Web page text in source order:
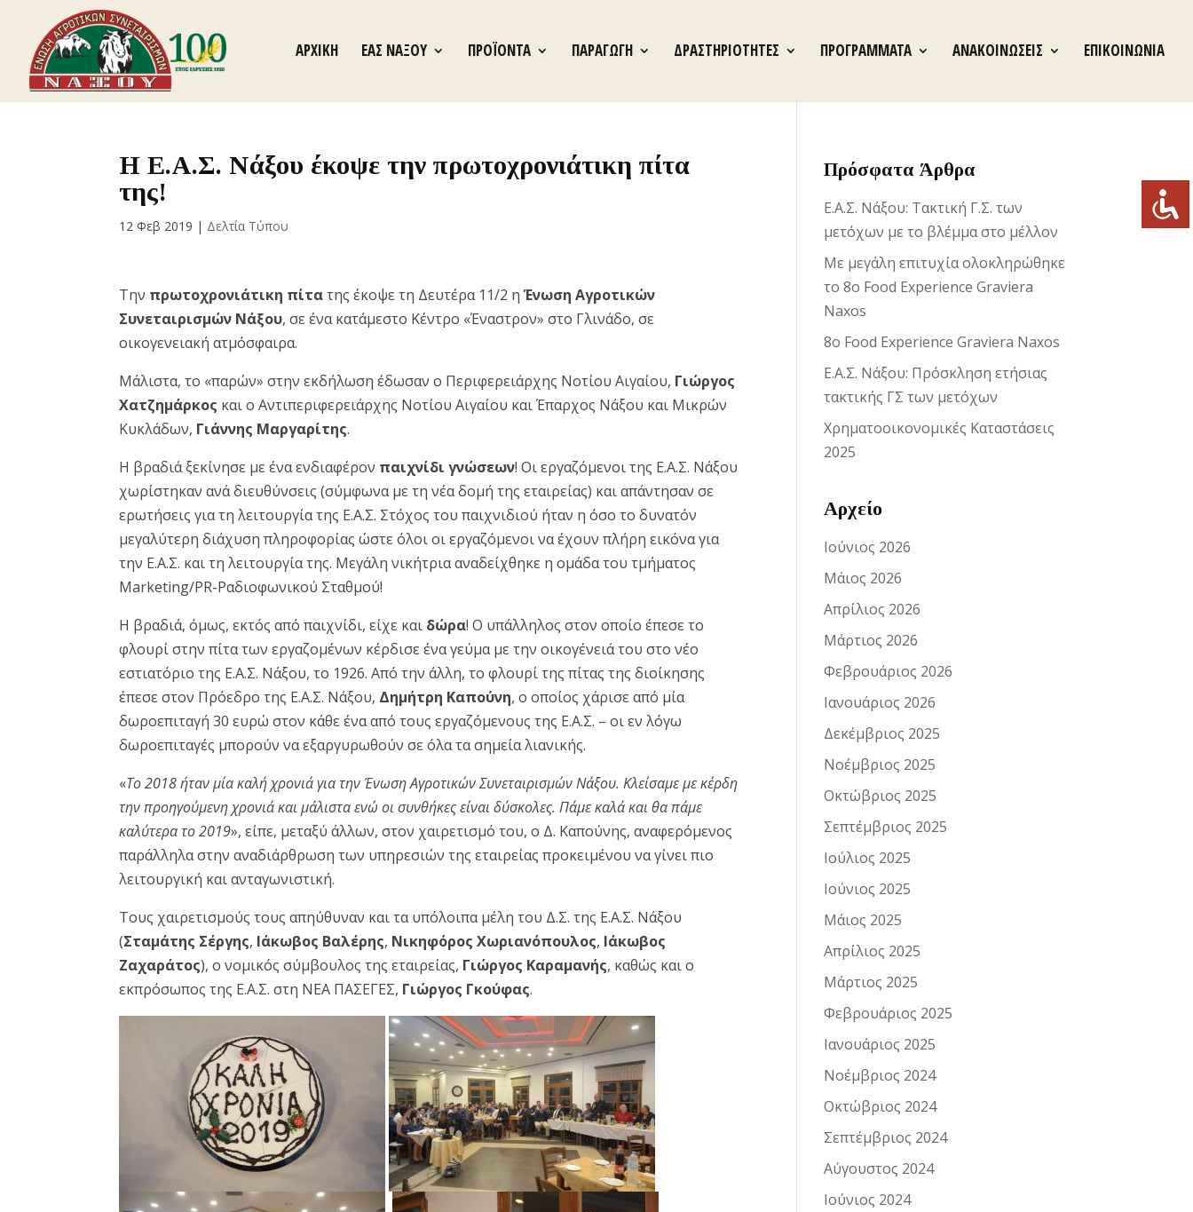
ΑΡΧΙΚΗ ΕΑΣ ΝΑΞΟΥ ΠΡΟΪΟΝΤΑ ΠΑΡΑΓΩΓΗ ΔΡΑΣΤΗΡΙΟΤΗΤΕΣ ΠΡΟΓΡΑΜΜΑΤΑ ΑΝΑΚΟΙΝΩΣΕΙΣ ΕΠΙΚΟΙΝΩΝΙΑ
Η Ε.Α.Σ. Νάξου έκοψε την πρωτοχρονιάτικη πίτα
της!
12 Φεβ 2019 | Δελτία Τύπου
Την πρωτοχρονιάτικη πίτατης έκοψε τη Δευτέρα 11/2 ηΈνωση Αγροτικών
Συνεταιρισμών Νάξου, σε ένα κατάμεστο Κέντρο «Έναστρον» στο Γλινάδο, σε
οικογενειακή ατμόσφαιρα.
Μάλιστα, το «παρών» στην εκδήλωση έδωσαν ο Περιφερειάρχης Νοτίου Αιγαίου, Γιώργος
Χατζημάρκος και ο Αντιπεριφερειάρχης Νοτίου Αιγαίου και Έπαρχος Νάξου και Μικρών
Κυκλάδων, Γιάννης Μαργαρίτης.
Η βραδιά ξεκίνησε με ένα ενδιαφέρον παιχνίδι γνώσεων! Οι εργαζόμενοι της Ε.Α.Σ. Νάξου
χωρίστηκαν ανά διευθύνσεις (σύμφωνα με τη νέα δομή της εταιρείας) και απάντησαν σε
ερωτήσεις για τη λειτουργία της Ε.Α.Σ. Στόχος του παιχνιδιού ήταν η όσο το δυνατόν
μεγαλύτερη διάχυση πληροφορίας ώστε όλοι οι εργαζόμενοι να έχουν πλήρη εικόνα για
την Ε.Α.Σ. και τη λειτουργία της. Μεγάλη νικήτρια αναδείχθηκε η ομάδα του τμήματος
Marketing/PR-Ραδιοφωνικού Σταθμού!
Η βραδιά, όμως, εκτός από παιχνίδι, είχε και δώρα! Ο υπάλληλος στον οποίο έπεσε το
φλουρί στην πίτα των εργαζομένων κέρδισε ένα γεύμα με την οικογένειά του στο νέο
εστιατόριο της Ε.Α.Σ. Νάξου, το 1926. Από την άλλη, το φλουρί της πίτας της διοίκησης
έπεσε στον Πρόεδρο της Ε.Α.Σ. Νάξου, Δημήτρη Καπούνη, ο οποίος χάρισε από μία
δωροεπιταγή 30 ευρώ στον κάθε ένα από τους εργαζόμενους της Ε.Α.Σ. – οι εν λόγω
δωροεπιταγές μπορούν να εξαργυρωθούν σε όλα τα σημεία λιανικής.
«Το 2018 ήταν μία καλή χρονιά για την Ένωση Αγροτικών Συνεταιρισμών Νάξου. Κλείσαμε με κέρδη
την προηγούμενη χρονιά και μάλιστα ενώ οι συνθήκες είναι δύσκολες. Πάμε καλά και θα πάμε
καλύτερα το 2019», είπε, μεταξύ άλλων, στον χαιρετισμό του, ο Δ. Καπούνης, αναφερόμενος
παράλληλα στην αναδιάρθρωση των υπηρεσιών της εταιρείας προκειμένου να γίνει πιο
λειτουργική και ανταγωνιστική.
Τους χαιρετισμούς τους απηύθυναν και τα υπόλοιπα μέλη του Δ.Σ. της Ε.Α.Σ. Νάξου
(Σταμάτης Σέργης, Ιάκωβος Βαλέρης, Νικηφόρος Χωριανόπουλος, Ιάκωβος
Ζαχαράτος), ο νομικός σύμβουλος της εταιρείας, Γιώργος Καραμανής, καθώς και ο
εκπρόσωπος της Ε.Α.Σ. στη ΝΕΑ ΠΑΣΕΓΕΣ, Γιώργος Γκούφας.
Πρόσφατα Άρθρα
Ε.Α.Σ. Νάξου: Τακτική Γ.Σ. των
μετόχων με το βλέμμα στο μέλλον
Με μεγάλη επιτυχία ολοκληρώθηκε
το 8ο Food Experience Graviera
Naxos
8ο Food Experience Graviera Naxos
Ε.Α.Σ. Νάξου: Πρόσκληση ετήσιας
τακτικής ΓΣ των μετόχων
Χρηματοοικονομικές Καταστάσεις
2025
Αρχείο
Ιούνιος 2026
Μάιος 2026
Απρίλιος 2026
Μάρτιος 2026
Φεβρουάριος 2026
Ιανουάριος 2026
Δεκέμβριος 2025
Νοέμβριος 2025
Οκτώβριος 2025
Σεπτέμβριος 2025
Ιούλιος 2025
Ιούνιος 2025
Μάιος 2025
Απρίλιος 2025
Μάρτιος 2025
Φεβρουάριος 2025
Ιανουάριος 2025
Νοέμβριος 2024
Οκτώβριος 2024
Σεπτέμβριος 2024
Αύγουστος 2024
Ιούνιος 2024